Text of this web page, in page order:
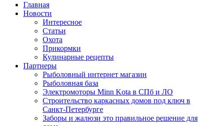
Главная
Новости
Интересное
Статьи
Охота
Прикормки
Кулинарные рецепты
Партнеры
Рыболовный интернет магазин
Рыболовная база
Электромоторы Minn Kota в СПб и ЛО
Строительство каркасных домов под ключ в
Санкт-Петербурге
Заборы и жалюзи это правильное решение для